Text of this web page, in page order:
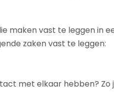
maken vast te leggen in
zaken vast te leggen:​
met elkaar hebben? Zo